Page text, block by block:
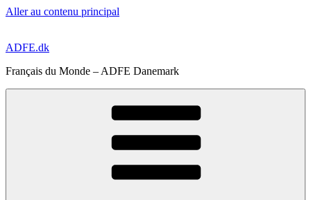
Aller au contenu principal
ADFE.dk
Français du Monde – ADFE Danemark